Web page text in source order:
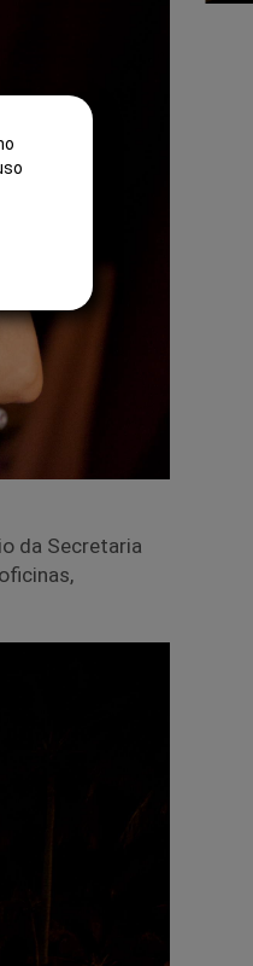
da Secretaria